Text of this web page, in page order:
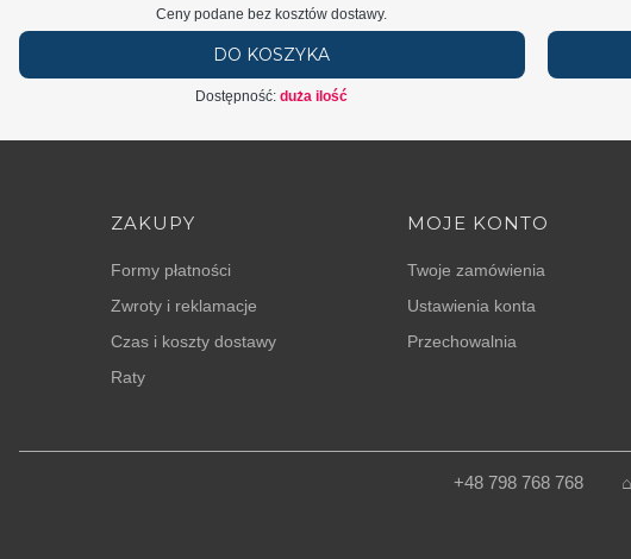
Ceny podane bez kosztów dostawy.
DO KOSZYKA
Dostępność:duża ilość
Linki w stopce
ZAKUPY
Formy płatności
Zwroty i reklamacje
Czas i koszty dostawy
Raty
MOJE KONTO
Twoje zamówienia
Ustawienia konta
Przechowalnia
+48 798 768 768 ⌂